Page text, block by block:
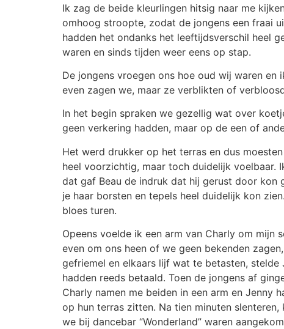
Ik zag de beide kleurlingen hitsig naar me
omhoog stroopte, zodat de jongens een fraai
hadden het ondanks het leeftijdsverschil heel
waren en sinds tijden weer eens op stap.
De jongens vroegen ons hoe oud wij waren
even zagen we, maar ze verblikten of
In het begin spraken we gezellig wat over
geen verkering hadden, maar op de een of
Het werd drukker op het terras en dus
heel voorzichtig, maar toch duidelijk voelbaar.
dat gaf Beau de indruk dat hij gerust door kon
je haar borsten en tepels heel duidelijk kon
bloes turen.
Opeens voelde ik een arm van Charly om mijn
even om ons heen of we geen bekenden
gefriemel en elkaars lijf wat te betasten, stelde
hadden reeds betaald. Toen de jongens af
Charly namen me beiden in een arm en Jenny
op hun terras zitten. Na tien minuten
we bij dancebar “Wonderland” waren